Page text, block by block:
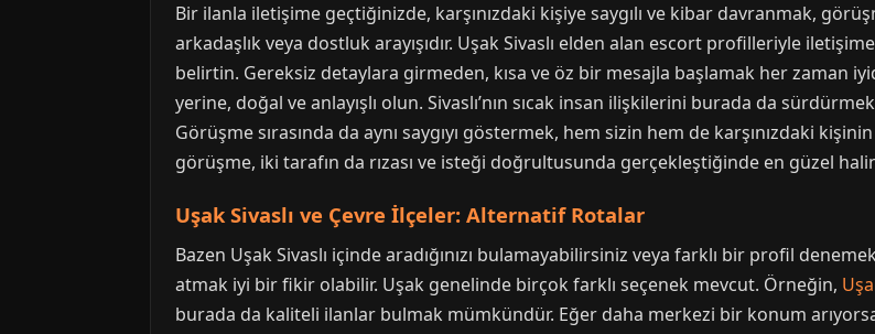
Bir ilanla iletişime geçtiğinizde, karşınızdaki kişiye saygılı ve kibar davranmak,
arkadaşlık veya dostluk arayışıdır. Uşak Sivaslı elden alan escort profilleriyle
belirtin. Gereksiz detaylara girmeden, kısa ve öz bir mesajla başlamak her zaman
yerine, doğal ve anlayışlı olun. Sivaslı’nın sıcak insan ilişkilerini burada da
Görüşme sırasında da aynı saygıyı göstermek, hem sizin hem de karşınızdaki
görüşme, iki tarafın da rızası ve isteği doğrultusunda gerçekleştiğinde en güzel
Uşak Sivaslı ve Çevre İlçeler: Alternatif Rotalar
Bazen Uşak Sivaslı içinde aradığınızı bulamayabilirsiniz veya farklı bir profil
atmak iyi bir fikir olabilir. Uşak genelinde birçok farklı seçenek mevcut. Örneğin,
burada da kaliteli ilanlar bulmak mümkündür. Eğer daha merkezi bir konum